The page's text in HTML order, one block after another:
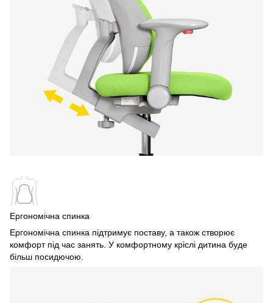
Ергономічна спинка
Ергономічна спинка підтримує поставу, а також створює
комфорт під час занять. У комфортному кріслі дитина буде
більш посидючою.